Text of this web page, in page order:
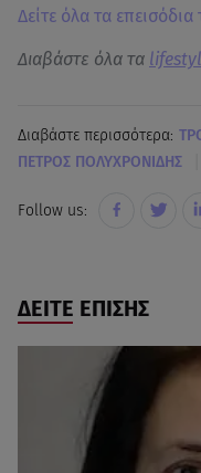
Δείτε όλα τα
Διαβάστε όλα τα
Διαβάστε περισσότερα:
ΠΕΤΡΟΣ ΠΟΛΥΧΡΟΝΙΔΗΣ
Follow us:
ΔΕΙΤΕ ΕΠΙΣΗΣ